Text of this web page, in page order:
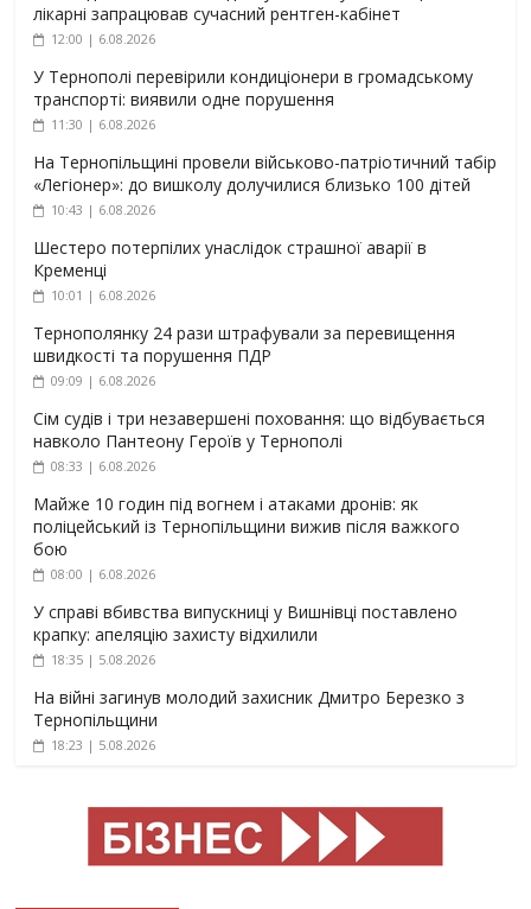
лікарні запрацював сучасний рентген-кабінет
12:00 | 6.08.2026
У Тернополі перевірили кондиціонери в громадському
транспорті: виявили одне порушення
11:30 | 6.08.2026
На Тернопільщині провели військово-патріотичний табір
«Легіонер»: до вишколу долучилися близько 100 дітей
10:43 | 6.08.2026
Шестеро потерпілих унаслідок страшної аварії в
Кременці
10:01 | 6.08.2026
Тернополянку 24 рази штрафували за перевищення
швидкості та порушення ПДР
09:09 | 6.08.2026
Сім судів і три незавершені поховання: що відбувається
навколо Пантеону Героїв у Тернополі
08:33 | 6.08.2026
Майже 10 годин під вогнем і атаками дронів: як
поліцейський із Тернопільщини вижив після важкого
бою
08:00 | 6.08.2026
У справі вбивства випускниці у Вишнівці поставлено
крапку: апеляцію захисту відхилили
18:35 | 5.08.2026
На війні загинув молодий захисник Дмитро Березко з
Тернопільщини
18:23 | 5.08.2026